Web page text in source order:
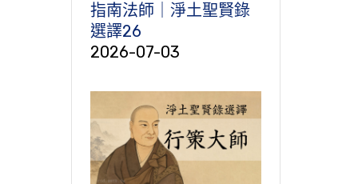
指南法師｜淨土聖賢錄
選譯26
2026-07-03